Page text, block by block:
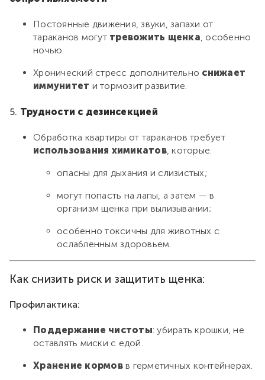
Постоянные движения, звуки, запахи от
тараканов могут тревожить щенка, особенно
ночью.
Хронический стресс дополнительно снижает
иммунитет и тормозит развитие.
5. Трудности с дезинсекцией
Обработка квартиры от тараканов требует
использования химикатов, которые:
опасны для дыхания и слизистых;
могут попасть на лапы, а затем — в
организм щенка при вылизывании;
особенно токсичны для животных с
ослабленным здоровьем.
Как снизить риск и защитить щенка:
Профилактика:
Поддержание чистоты: убирать крошки, не
оставлять миски с едой.
Хранение кормовв герметичных контейнерах.